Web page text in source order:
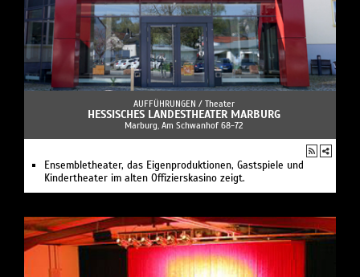
AUFFÜHRUNGEN / Theater
HESSISCHES LANDESTHEATER MARBURG
Marburg, Am Schwanhof 68-72
Ensembletheater, das Eigenproduktionen, Gastspiele und
Kindertheater im alten Offizierskasino zeigt.